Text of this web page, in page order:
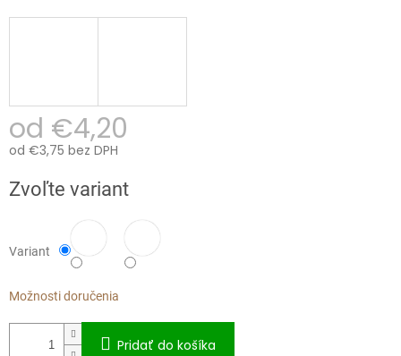
od €4,20
od €3,75 bez DPH
cena:
Zvoľte variant
Variant
Možnosti doručenia
Pridať do košíka